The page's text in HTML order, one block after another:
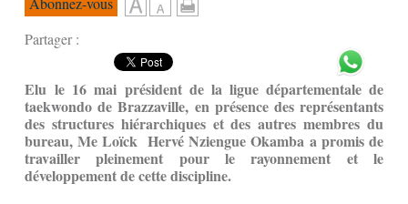
Partager :
Elu le 16 mai président de la ligue départementale de
taekwondo de Brazzaville, en présence des représentants
des structures hiérarchiques et des autres membres du
bureau, Me Loïck Hervé Nziengue Okamba a promis de
travailler pleinement pour le rayonnement et le
développement de cette discipline.